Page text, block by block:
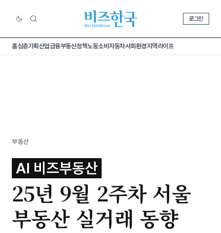
로그인
홈심층기획산업금융부동산정책노동소비 자동차사회환경지역라이프
부동산
AI 비즈부동산
25년 9월 2주차 서울
부동산 실거래 동향